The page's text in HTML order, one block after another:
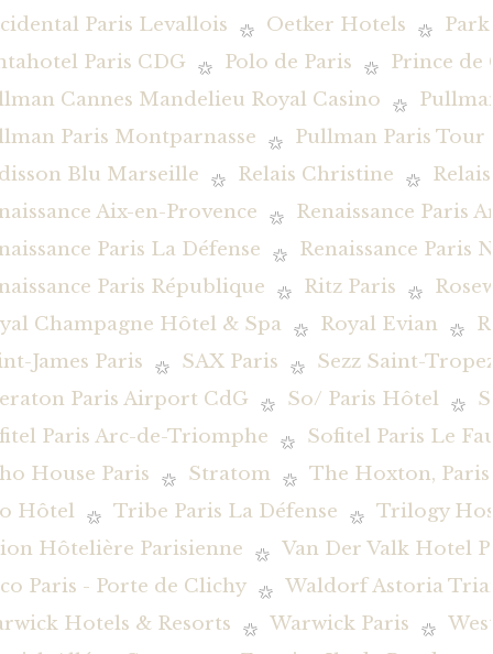
Paris Levallois Oetker Hotels
Paris CDG
Polo de Paris
Prince de
Cannes Mandelieu Royal Casino
Paris Montparnasse
Pullman Paris Tour
Blu Marseille
Relais Christine
Aix-en-Provence
Renaissance Paris
Paris La Défense
Renaissance Paris
Paris République
Ritz Paris
Champagne Hôtel & Spa
Royal Evian
James Paris
SAX Paris
Sezz Saint-
Paris Airport CdG
So/ Paris Hôtel
Paris Arc-de-Triomphe
Sofitel Paris Le
House Paris
Stratom
The Hoxton, Paris
Hôtel
Tribe Paris La Défense
Trilogy
Hôtelière Parisienne
Van Der Valk Hotel
Paris - Porte de Clichy
Waldorf Astoria
Hotels & Resorts
Warwick Paris